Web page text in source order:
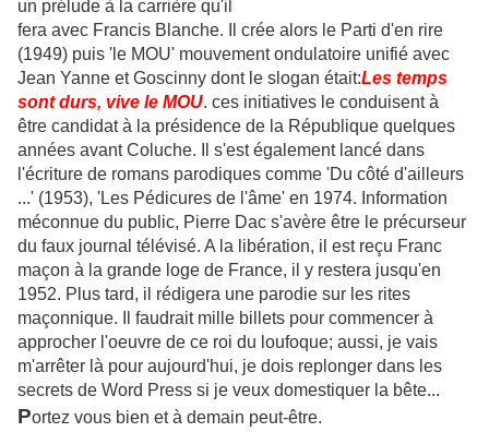
un prélude à la carrière qu'il
fera avec Francis Blanche. Il crée alors le Parti d'en rire
(1949) puis 'le MOU' mouvement ondulatoire unifié avec
Jean Yanne et Goscinny dont le slogan était:Les temps
sont durs, vive le MOU. ces initiatives le conduisent à
être candidat à la présidence de la République quelques
années avant Coluche. Il s'est également lancé dans
l'écriture de romans parodiques comme 'Du côté d'ailleurs
...' (1953), 'Les Pédicures de l'âme' en 1974. Information
méconnue du public, Pierre Dac s'avère être le précurseur
du faux journal télévisé. A la libération, il est reçu Franc
maçon à la grande loge de France, il y restera jusqu'en
1952. Plus tard, il rédigera une parodie sur les rites
maçonnique. Il faudrait mille billets pour commencer à
approcher l'oeuvre de ce roi du loufoque; aussi, je vais
m'arrêter là pour aujourd'hui, je dois replonger dans les
secrets de Word Press si je veux domestiquer la bête...
Portez vous bien et à demain peut-être.